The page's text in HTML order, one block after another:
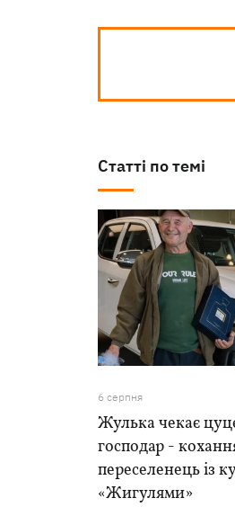
Статті по темі
6 серпня
Жулька чекає
господар -
переселенець із
«Жигулями»